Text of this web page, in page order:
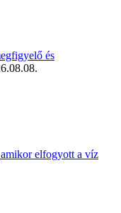
és
elfogyott a víz